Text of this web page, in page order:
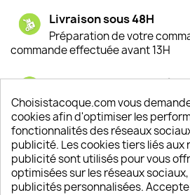
Livraison sous 48H
Préparation de votre
commande effectuée avant 13H
Satisfaction de nos
Depuis 2009, entre 92% et
sont satisfaits de nos produits
Un SAV à votre écoute
Notre SAV est disponible 6/
Choisistacoque.com vous
cookies afin d'optimiser les
fonctionnalités des réseaux
publicité. Les cookies tiers liés aux
publicité sont utilisés pour vous
optimisées sur les réseaux
publicités personnalisées.